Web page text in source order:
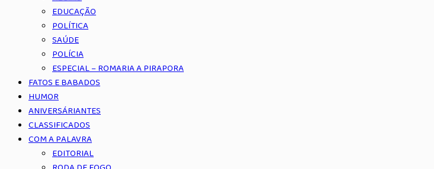
EDUCAÇÃO
POLÍTICA
SAÚDE
POLÍCIA
ESPECIAL – ROMARIA A PIRAPORA
FATOS E BABADOS
HUMOR
ANIVERSÁRIANTES
CLASSIFICADOS
COM A PALAVRA
EDITORIAL